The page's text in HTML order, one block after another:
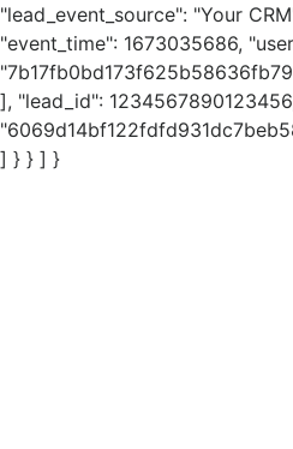
"lead_event_source": "Your
"event_time": 1673035686,
], "lead_id":
] } } ] }